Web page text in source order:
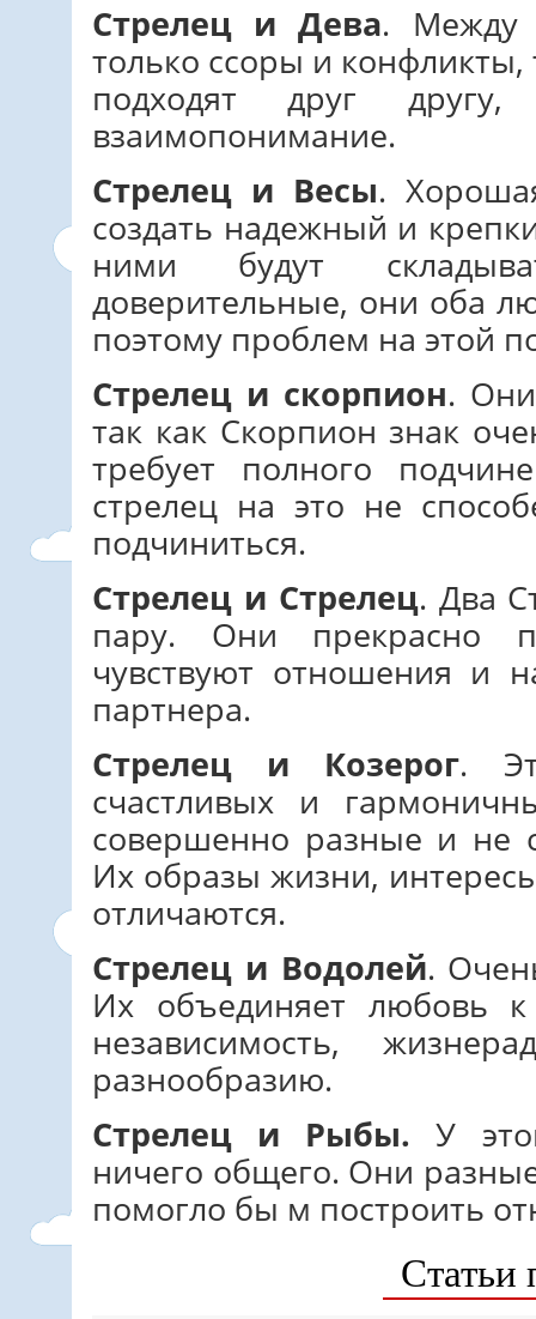
Стрелец и Дева. Между
только ссоры и
подходят друг
взаимопонимание.
Стрелец и Весы.
создать надежный и
ними будут
доверительные, они оба
поэтому проблем на этой
Стрелец и скорпион.
так как Скорпион знак
требует полного
стрелец на это не
подчиниться.
Стрелец и Стрелец. Два
пару. Они прекрасно
чувствуют отношения и
партнера.
Стрелец и Козерог.
счастливых и
совершенно разные и не
Их образы жизни,
отличаются.
Стрелец и Водолей.
Их объединяет любовь к
независимость,
разнообразию.
Стрелец и Рыбы. У
ничего общего. Они
помогло бы м построить
Статьи